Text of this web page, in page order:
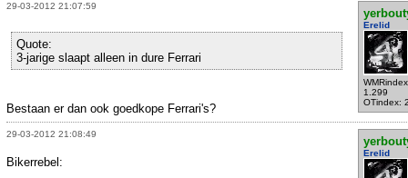
29-03-2012 21:07:59
Erelid
1.299
OTindex:
Quote:
3-jarige slaapt alleen in dure Ferrari
Bestaan er dan ook goedkope Ferrari's?
29-03-2012 21:08:49
Erelid
Bikerrebel: